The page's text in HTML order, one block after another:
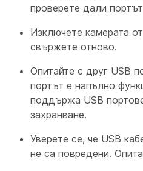
проверете дали
Изключете камерата
свържете отново.
Опитайте с друг USB
портът е напълно
поддържа USB
захранване.
Уверете се, че USB
не са повредени.